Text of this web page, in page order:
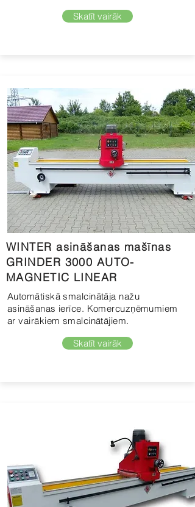
Skatīt vairāk
WINTER asināšanas mašīnas
GRINDER 3000 AUTO-
MAGNETIC LINEAR
Automātiskā smalcinātāja nažu
asināšanas ierīce. Komercuzņēmumiem
ar vairākiem smalcinātājiem.
Skatīt vairāk